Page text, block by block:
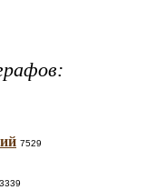
7529
3339